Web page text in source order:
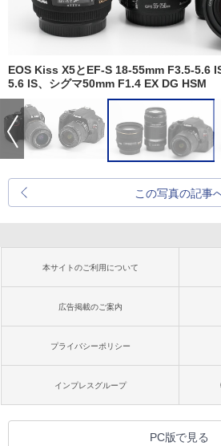
EOS Kiss X5とEF-S 18-55mm F3.5-5.6
5.6 IS、シグマ50mm F1.4 EX DG HSM
この写真の記事
本サイトのご利用について
広告掲載のご案内
プライバシーポリシー
インプレスグループ
PC版で見る